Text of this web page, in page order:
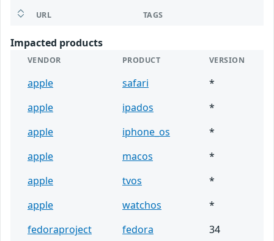
URL TAGS
Impacted products
VENDOR PRODUCT VERSION
apple safari
*
apple
ipados
*
apple
iphone_os
*
apple
macos
*
apple
tvos
*
apple
watchos
*
fedoraproject
fedora
34